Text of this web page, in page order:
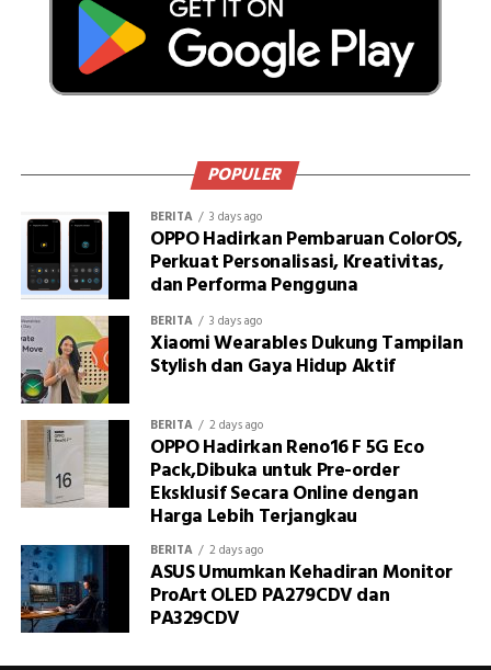
POPULER
BERITA 3 days ago
OPPO Hadirkan Pembaruan ColorOS,
Perkuat Personalisasi, Kreativitas,
dan Performa Pengguna
BERITA 3 days ago
Xiaomi Wearables Dukung Tampilan
Stylish dan Gaya Hidup Aktif
BERITA 2 days ago
OPPO Hadirkan Reno16 F 5G Eco
Pack,Dibuka untuk Pre-order
Eksklusif Secara Online dengan
Harga Lebih Terjangkau
BERITA 2 days ago
ASUS Umumkan Kehadiran Monitor
ProArt OLED PA279CDV dan
PA329CDV